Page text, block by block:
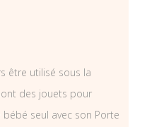
être utilisé sous la
des jouets pour
seul avec son Porte